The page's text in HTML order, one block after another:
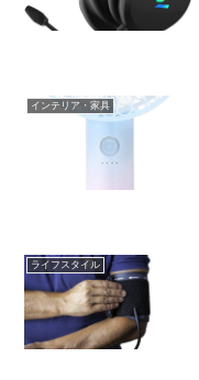
インテリア・家具
ライフスタイル